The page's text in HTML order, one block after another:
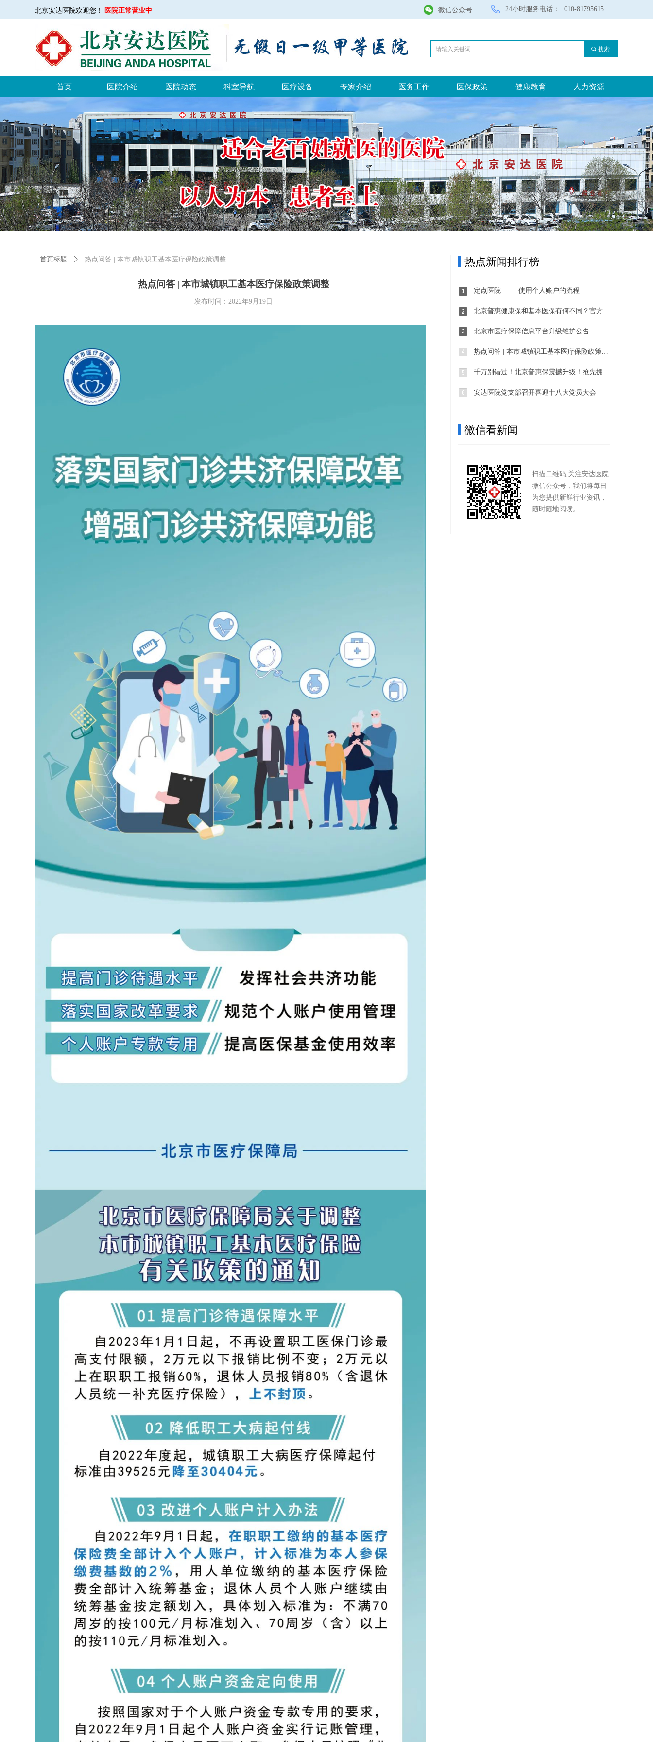
北京安达医院欢迎您！ 医院正常营业中 24小时服务电话： 010-81795615
微信公众号
끠 搜索
首页 医院介绍 医院动态 科室导航 医疗设备 专家介绍 医务工作 医保政策 健康教育 人力资源
热点问答 | 本市城镇职工基本医疗保险政策调整
定点医院 —— 使用个人账户的流程
北京普惠健康保和基本医保有何不同？官方解答来了
北京市医疗保障信息平台升级维护公告
热点问答 | 本市城镇职工基本医疗保险政策调整
千万别错过！北京普惠保震撼升级！抢先拥有！
安达医院党支部召开喜迎十八大党员大会
热点新闻排行榜
微信看新闻
扫描二维码,关注安达医院
微信公众号，我们将每日
为您提供新鲜行业资讯，
随时随地阅读。
首页标题 ꄲ 热点问答 | 本市城镇职工基本医疗保险政策调整
发布时间： 2022年9月19日